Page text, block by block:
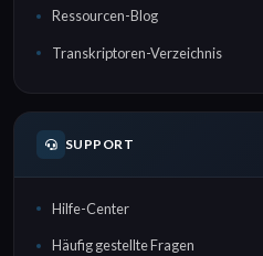
Ressourcen-Blog
Transkriptoren-Verzeichnis
SUPPORT
Hilfe-Center
Häufig gestellte Fragen